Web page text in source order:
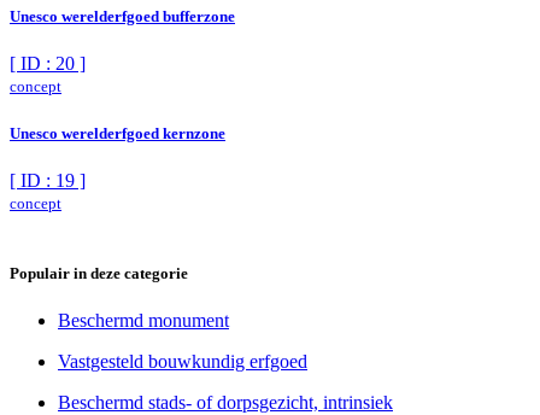
Unesco werelderfgoed bufferzone
[ ID : 20 ]
concept
Unesco werelderfgoed kernzone
[ ID : 19 ]
concept
Populair in deze categorie
Beschermd monument
Vastgesteld bouwkundig erfgoed
Beschermd stads- of dorpsgezicht, intrinsiek